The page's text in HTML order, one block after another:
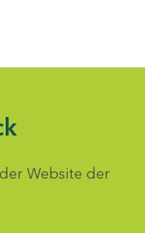
Website der